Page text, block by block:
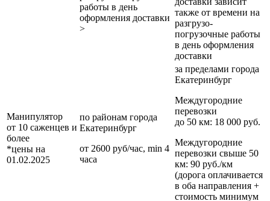
работы в день
оформления доставки
>
также от времени на
разгрузо-
погрузочные работы
в день оформления
доставки
Манипулятор
от 10 саженцев и
более
*цены на
01.02.2025
по районам города
Екатеринбург
от 2600 руб/час, min 4
часа
за пределами города
Екатеринбург
Междугородние
перевозки
до 50 км: 18 000 руб.
Междугородние
перевозки свыше 50
км: 90 руб./км
(дорога оплачивается
в оба направления +
стоимость минимум